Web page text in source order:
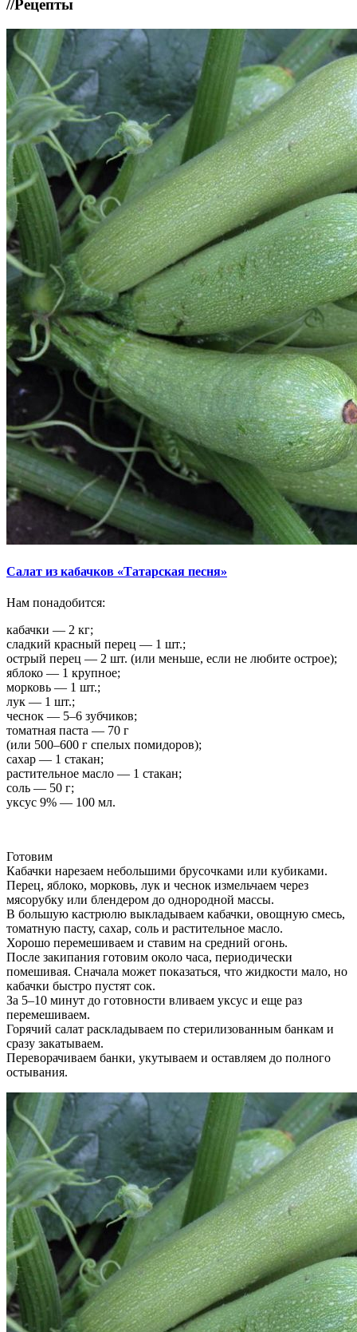
//Рецепты
Салат из кабачков «Татарская песня»
Нам понадобится:
кабачки — 2 кг;
сладкий красный перец — 1 шт.;
острый перец — 2 шт. (или меньше, если не любите острое);
яблоко — 1 крупное;
морковь — 1 шт.;
лук — 1 шт.;
чеснок — 5–6 зубчиков;
томатная паста — 70 г
(или 500–600 г спелых помидоров);
сахар — 1 стакан;
растительное масло — 1 стакан;
соль — 50 г;
уксус 9% — 100 мл.
Готовим
Кабачки нарезаем небольшими брусочками или кубиками.
Перец, яблоко, морковь, лук и чеснок измельчаем через
мясорубку или блендером до однородной массы.
В большую кастрюлю выкладываем кабачки, овощную смесь,
томатную пасту, сахар, соль и растительное масло.
Хорошо перемешиваем и ставим на средний огонь.
После закипания готовим около часа, периодически
помешивая. Сначала может показаться, что жидкости мало, но
кабачки быстро пустят сок.
За 5–10 минут до готовности вливаем уксус и еще раз
перемешиваем.
Горячий салат раскладываем по стерилизованным банкам и
сразу закатываем.
Переворачиваем банки, укутываем и оставляем до полного
остывания.